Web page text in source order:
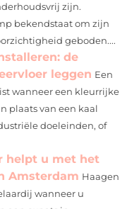
zijn.
bekendstaat om zijn
geboden....
de
leggen Een
wanneer een kleurrijke
plaats van een kaal
doeleinden, of
helpt u met het
Amsterdam Haagen
wanneer u